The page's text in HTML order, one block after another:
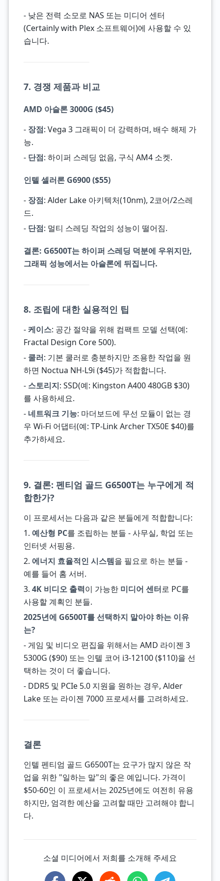
- 낮은 전력 소모로 NAS 또는 미디어 센터
(Certainly with Plex 소프트웨어)에 사용할 수 있
습니다.
7. 경쟁 제품과 비교
AMD 아슬론 3000G ($45)
- 장점: Vega 3 그래픽이 더 강력하며, 배수 해제 가
능.
- 단점: 하이퍼 스레딩 없음, 구식 AM4 소켓.
인텔 셀러론 G6900 ($55)
- 장점: Alder Lake 아키텍처(10nm), 2코어/2스레
드.
- 단점: 멀티 스레딩 작업의 성능이 떨어짐.
결론: G6500T는 하이퍼 스레딩 덕분에 우위지만,
그래픽 성능에서는 아슬론에 뒤집니다.
8. 조립에 대한 실용적인 팁
-케이스: 공간 절약을 위해 컴팩트 모델 선택(예:
Fractal Design Core 500).
- 쿨러: 기본 쿨러로 충분하지만 조용한 작업을 원
하면 Noctua NH-L9i ($45)가 적합합니다.
- 스토리지: SSD(예: Kingston A400 480GB $30)
를 사용하세요.
- 네트워크 기능: 마더보드에 무선 모듈이 없는 경
우 Wi-Fi 어댑터(예: TP-Link Archer TX50E $40)를
추가하세요.
9. 결론: 펜티엄 골드 G6500T는 누구에게 적
합한가?
이 프로세서는 다음과 같은 분들에게 적합합니다:
1. 예산형 PC를 조립하는 분들 - 사무실, 학업 또는
인터넷 서핑용.
2. 에너지 효율적인 시스템을 필요로 하는 분들 -
예를 들어 홈 서버.
3. 4K 비디오 출력이 가능한 미디어 센터로 PC를
사용할 계획인 분들.
2025년에 G6500T를 선택하지 말아야 하는 이유
는?
- 게임 및 비디오 편집을 위해서는 AMD 라이젠 3
5300G ($90) 또는 인텔 코어 i3-12100 ($110)을 선
택하는 것이 더 좋습니다.
- DDR5 및 PCIe 5.0 지원을 원하는 경우, Alder
Lake 또는 라이젠 7000 프로세서를 고려하세요.
결론
인텔 펜티엄 골드 G6500T는 요구가 많지 않은 작
업을 위한 "일하는 말"의 좋은 예입니다. 가격이
$50-60인 이 프로세서는 2025년에도 여전히 유용
하지만, 엄격한 예산을 고려할 때만 고려해야 합니
다.
소셜 미디어에서 저희를 소개해 주세요